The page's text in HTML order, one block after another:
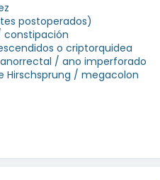
postoperados)
constipación
o criptorquidea
/ ano imperforado
Hirschsprung / megacolon